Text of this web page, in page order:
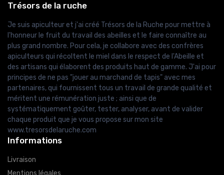
Trésors de la ruche
Je suis apiculteur et j'ai créé Trésors de la Ruche pour mettre à
l'honneur le fruit du travail des abeilles et le faire connaître au
plus grand nombre. Pour cela, je collabore avec des confrères
apiculteurs qui récoltent le miel dans le respect de l'Abeille et
des artisans qui élaborent des produits haut de gamme. J'ai pour
principes de ne pas "jouer au marchand de tapis" avec mes
partenaires, qui fournissent tous un travail de grande qualité et
méritent une rémunération juste ; ainsi que de
systématiquement goûter, tester, analyser, avant de valider
chaque produit que je vous propose sur mon site
www.tresorsdelaruche.com
Informations
Livraison